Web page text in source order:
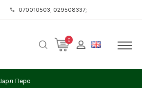
070010503; 029508337;
0
Перо